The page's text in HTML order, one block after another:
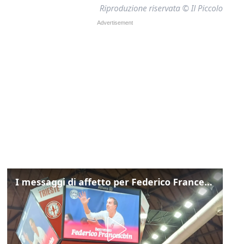
Riproduzione riservata © Il Piccolo
I messaggi di affetto per Federico Franceschin: così il mondo del basket gli è stato accanto fino all’ultimo